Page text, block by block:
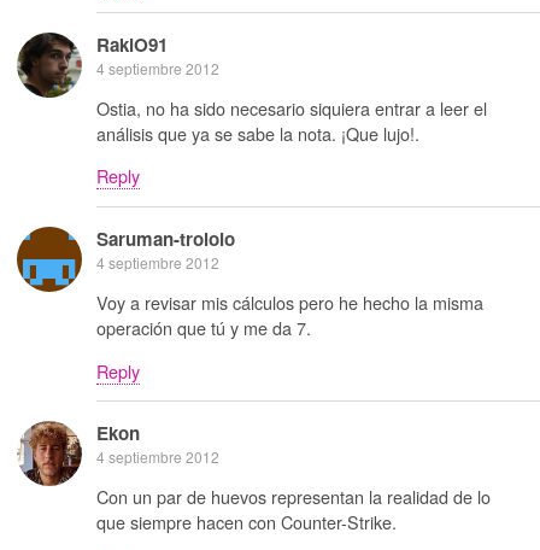
RakiO91
4 septiembre 2012
Ostia, no ha sido necesario siquiera entrar a leer el
análisis que ya se sabe la nota. ¡Que lujo!.
Reply
Saruman-trololo
4 septiembre 2012
Voy a revisar mis cálculos pero he hecho la misma
operación que tú y me da 7.
Reply
Ekon
4 septiembre 2012
Con un par de huevos representan la realidad de lo
que siempre hacen con Counter-Strike.